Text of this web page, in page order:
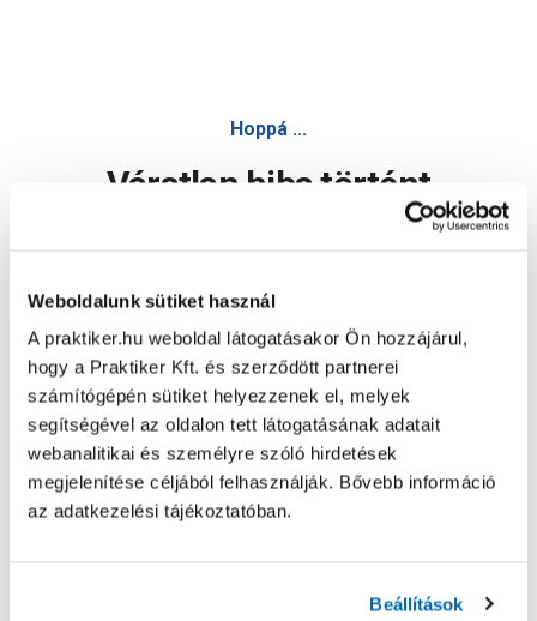
Weboldalunk sütiket használ
A praktiker.hu weboldal látogatásakor Ön hozzájárul,
hogy a Praktiker Kft. és szerződött partnerei
számítógépén sütiket helyezzenek el, melyek
segítségével az oldalon tett látogatásának adatait
webanalitikai és személyre szóló hirdetések
megjelenítése céljából felhasználják. Bővebb információ
az adatkezelési tájékoztatóban.
Beállítások
Hoppá ...
Váratlan hiba történt
Oldal újratöltése